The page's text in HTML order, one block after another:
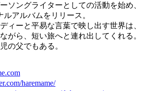
ソングライターとしての活動を始め、
アルバムをリリース。
ィーと平易な言葉で映し出す世界は、
がら、短い旅へと連れ出してくれる。
の父でもある。
haremame/